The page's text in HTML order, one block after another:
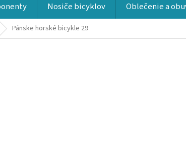
Nosiče bicyklov Oblečenie a
Pánske horské bicykle 29